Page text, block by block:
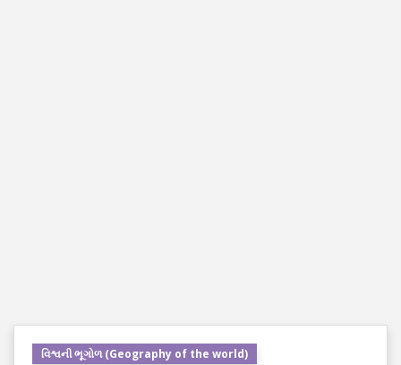
વિશ્વની ભૂગોળ (Geography of the world)